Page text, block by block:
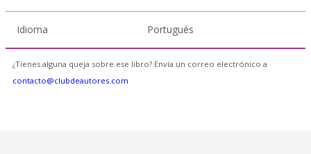
Idioma Portugués
¿Tienes alguna queja sobre ese libro? Envía un correo electrónico a
contacto@clubdeautores.com